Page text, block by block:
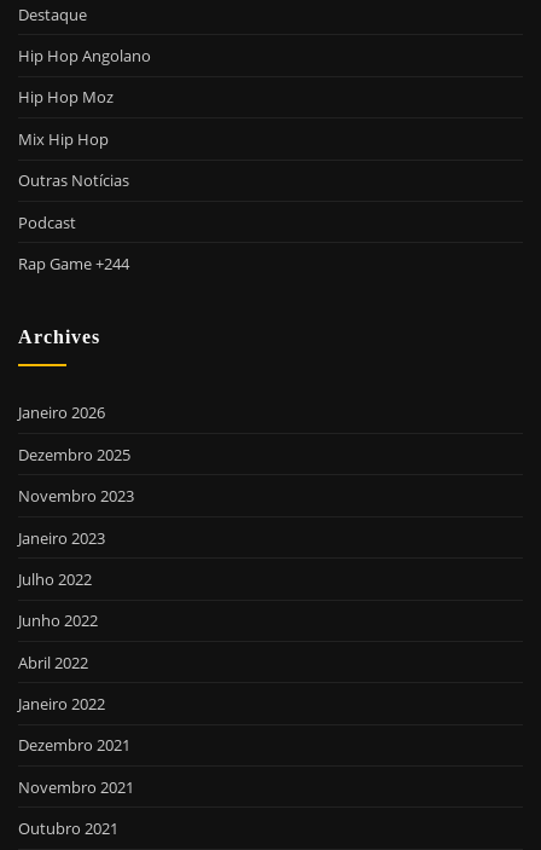
Destaque
Hip Hop Angolano
Hip Hop Moz
Mix Hip Hop
Outras Notícias
Podcast
Rap Game +244
Archives
Janeiro 2026
Dezembro 2025
Novembro 2023
Janeiro 2023
Julho 2022
Junho 2022
Abril 2022
Janeiro 2022
Dezembro 2021
Novembro 2021
Outubro 2021